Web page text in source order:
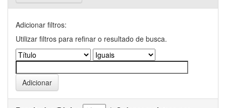
Adicionar filtros:
Utilizar filtros para refinar o resultado de busca.